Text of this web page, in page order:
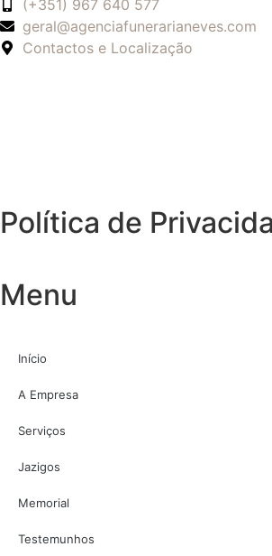
(+351) 967 640 577
geral@agenciafunerarianeves.com
Contactos e Localização
Política de
Menu
Início
A Empresa
Serviços
Jazigos
Memorial
Testemunhos